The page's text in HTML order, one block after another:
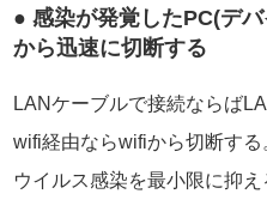
● 感染が発覚したPC(デ
から迅速に切断する
LANケーブルで接続ならば
wifi経由ならwifiから切断する
ウイルス感染を最小限に抑え